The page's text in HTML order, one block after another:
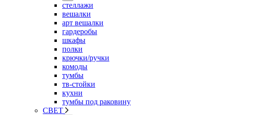
стеллажи
вешалки
арт вешалки
гардеробы
шкафы
полки
крючки/ручки
комоды
тумбы
тв-стойки
кухни
тумбы под раковину
СВЕТ